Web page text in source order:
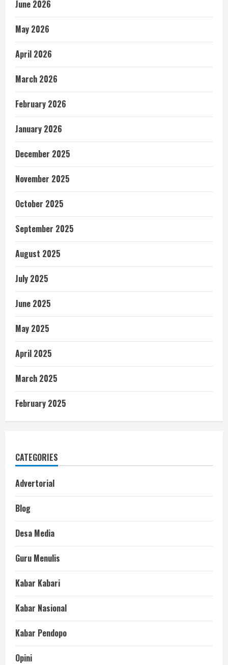
June 2026
May 2026
April 2026
March 2026
February 2026
January 2026
December 2025
November 2025
October 2025
September 2025
August 2025
July 2025
June 2025
May 2025
April 2025
March 2025
February 2025
CATEGORIES
Advertorial
Blog
Desa Media
Guru Menulis
Kabar Kabari
Kabar Nasional
Kabar Pendopo
Opini